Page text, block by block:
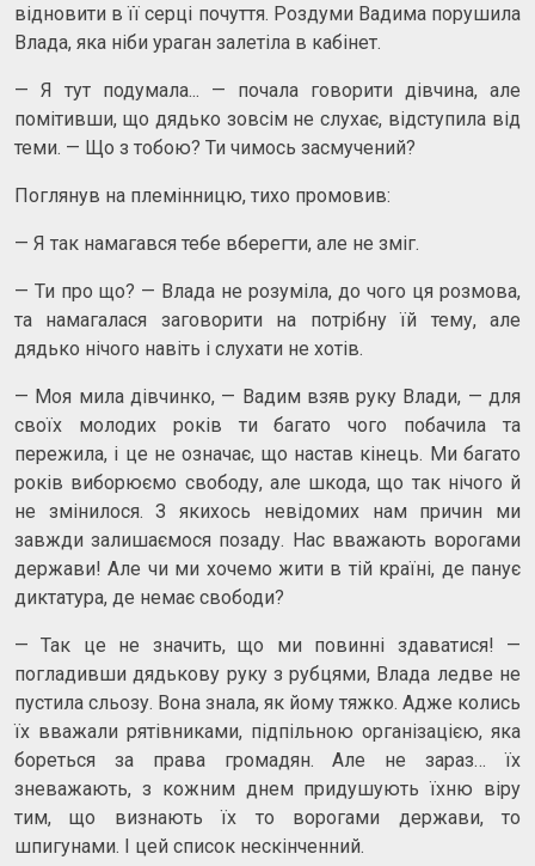
відновити в її серці почуття. Роздуми Вадима порушила
Влада, яка ніби ураган залетіла в кабінет.
— Я тут подумала... — почала говорити дівчина, але
помітивши, що дядько зовсім не слухає, відступила від
теми. — Що з тобою? Ти чимось засмучений?
Поглянув на племінницю, тихо промовив:
— Я так намагався тебе вберегти, але не зміг.
— Ти про що? — Влада не розуміла, до чого ця розмова,
та намагалася заговорити на потрібну їй тему, але
дядько нічого навіть і слухати не хотів.
— Моя мила дівчинко, — Вадим взяв руку Влади, — для
своїх молодих років ти багато чого побачила та
пережила, і це не означає, що настав кінець. Ми багато
років виборюємо свободу, але шкода, що так нічого й
не змінилося. З якихось невідомих нам причин ми
завжди залишаємося позаду. Нас вважають ворогами
держави! Але чи ми хочемо жити в тій країні, де панує
диктатура, де немає свободи?
— Так це не значить, що ми повинні здаватися! —
погладивши дядькову руку з рубцями, Влада ледве не
пустила сльозу. Вона знала, як йому тяжко. Адже колись
їх вважали рятівниками, підпільною організацією, яка
бореться за права громадян. Але не зараз… їх
зневажають, з кожним днем придушують їхню віру
тим, що визнають їх то ворогами держави, то
шпигунами. І цей список нескінченний.